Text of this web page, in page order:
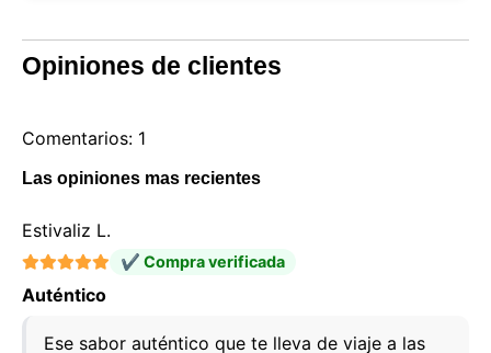
Opiniones de clientes
Comentarios: 1
Las opiniones mas recientes
Estivaliz L.
✔ Compra verificada
Auténtico
Ese sabor auténtico que te lleva de viaje a las